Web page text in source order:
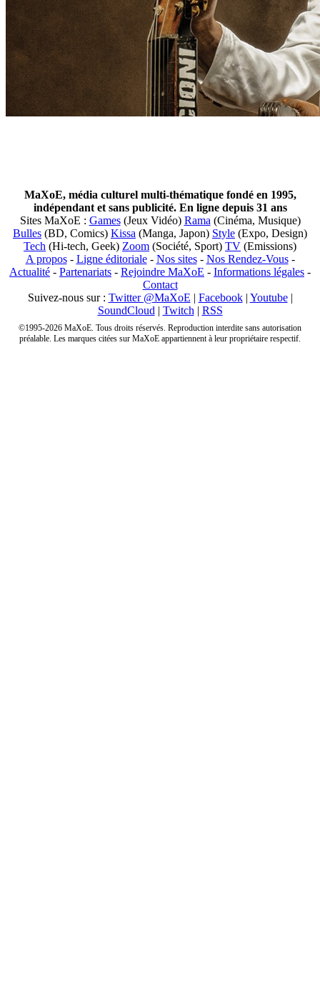
MaXoE, média culturel multi-thématique fondé en 1995,
indépendant et sans publicité. En ligne depuis 31 ans
Sites MaXoE : Games(Jeux Vidéo) Rama (Cinéma, Musique)
Bulles (BD, Comics) Kissa (Manga, Japon) Style (Expo, Design)
Tech (Hi-tech, Geek) Zoom (Société, Sport) TV (Emissions)
A propos- Ligne éditoriale- Nos sites- Nos Rendez-Vous-
Actualité - Partenariats - Rejoindre MaXoE - Informations légales -
Contact
Suivez-nous sur : Twitter @MaXoE | Facebook| Youtube|
SoundCloud | Twitch | RSS
©1995-2026 MaXoE. Tous droits réservés. Reproduction interdite sans autorisation
préalable. Les marques citées sur MaXoE appartiennent à leur propriétaire respectif.